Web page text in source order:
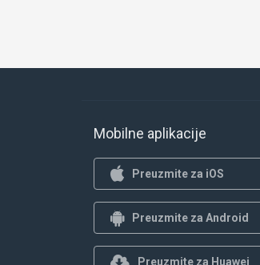
Mobilne aplikacije
Preuzmite za iOS
Preuzmite za Android
Preuzmite za Huawei